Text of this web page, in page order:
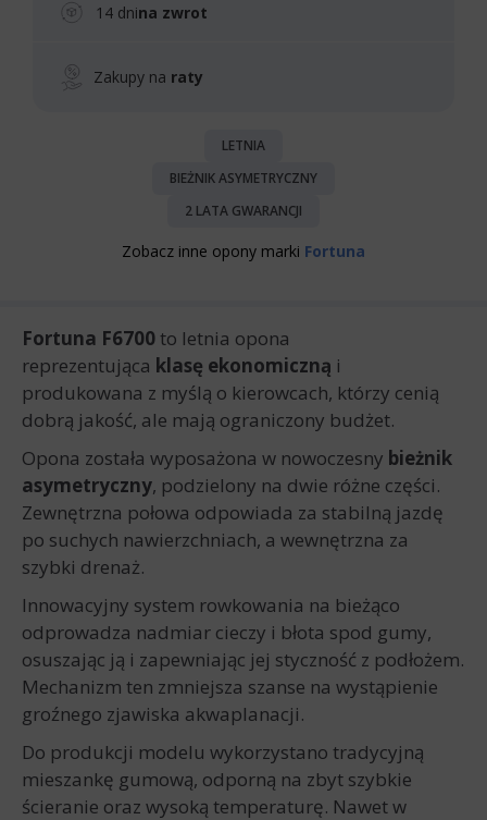
14 dnina zwrot
Zakupy na raty
LETNIA
BIEŻNIK ASYMETRYCZNY
2 LATA GWARANCJI
Zobacz inne opony marki Fortuna
Fortuna F6700 to letnia opona
reprezentująca klasę ekonomiczną i
produkowana z myślą o kierowcach, którzy cenią
dobrą jakość, ale mają ograniczony budżet.
Opona została wyposażona w nowoczesny bieżnik
asymetryczny, podzielony na dwie różne części.
Zewnętrzna połowa odpowiada za stabilną jazdę
po suchych nawierzchniach, a wewnętrzna za
szybki drenaż.
Innowacyjny system rowkowania na bieżąco
odprowadza nadmiar cieczy i błota spod gumy,
osuszając ją i zapewniając jej styczność z podłożem.
Mechanizm ten zmniejsza szanse na wystąpienie
groźnego zjawiska akwaplanacji.
Do produkcji modelu wykorzystano tradycyjną
mieszankę gumową, odporną na zbyt szybkie
ścieranie oraz wysoką temperaturę. Nawet w